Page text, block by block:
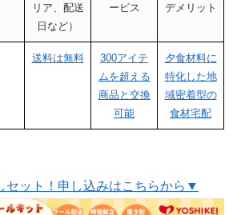
リア、配送
日など）
ービス
デメリット
送料は無料
300アイテ
ムを超える
商品と交換
可能
夕食材料に
特化した地
域密着型の
食材宅配
セット！申し込みはこちらから▼